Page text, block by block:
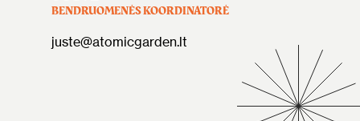
BENDRUOMENĖS KOORDINATORĖ
juste@atomicgarden.lt